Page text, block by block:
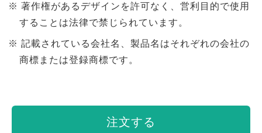
著作権があるデザインを許可なく、営利目的で使用
することは法律で禁じられています。
記載されている会社名、製品名はそれぞれの会社の
商標または登録商標です。
注文する